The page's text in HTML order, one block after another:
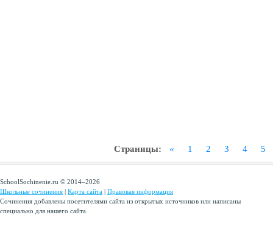
Страницы: « 1 2 3 4 5
SchoolSochinenie.ru © 2014–2026
Школьные сочинения | Карта сайта | Правовая информация
Сочинения добавлены посетителями сайта из открытых источников или написаны
специально для нашего сайта.